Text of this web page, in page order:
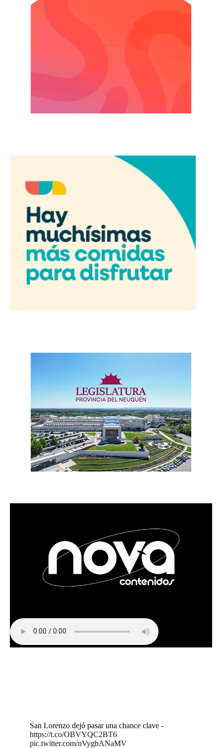
San Lorenzo dejó pasar una chance clave -
https://t.co/OBVYQC2BT6
pic.twitter.com/nVygbANaMV